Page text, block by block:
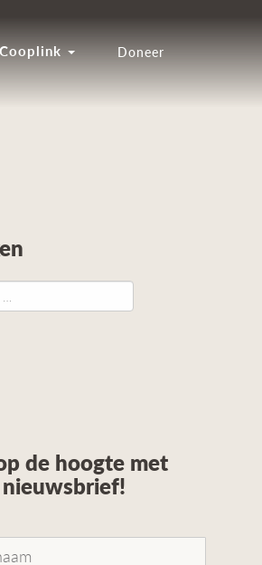
Cooplink Doneer
de hoogte met